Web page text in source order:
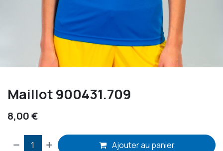
Maillot 900431.709
8,00€
Ajouter au panier